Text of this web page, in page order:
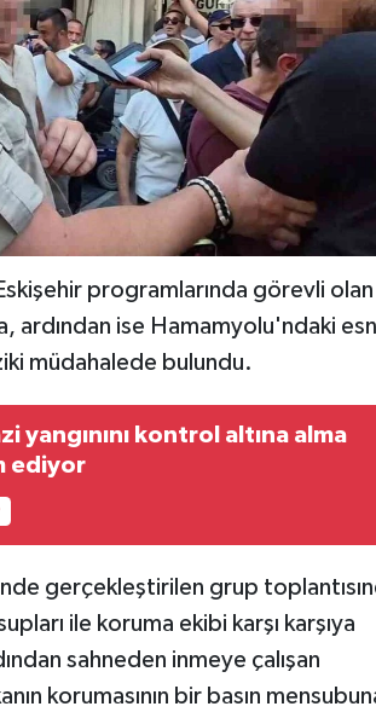
programlarında görevli olan
ardından ise Hamamyolu'ndaki
müdahalede bulundu.
yangınını kontrol altına alma
ediyor
gerçekleştirilen grup
ile koruma ekibi karşı karşıya
sahneden inmeye çalışan
korumasının bir basın